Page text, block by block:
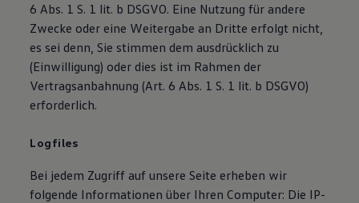
6 Abs. 1 S. 1 lit. b DSGVO. Eine Nutzung für andere
Zwecke oder eine Weitergabe an Dritte erfolgt nicht,
es sei denn, Sie stimmen dem ausdrücklich zu
(Einwilligung) oder dies ist im Rahmen der
Vertragsanbahnung (Art. 6 Abs. 1 S. 1 lit. b DSGVO)
erforderlich.
Logfiles
Bei jedem Zugriff auf unsere Seite erheben wir
folgende Informationen über Ihren Computer: Die IP-